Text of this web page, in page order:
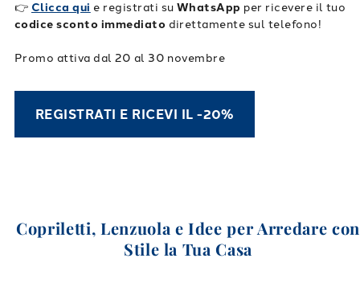
👉 Clicca qui e registrati su WhatsApp per ricevere il tuo
codice sconto immediato direttamente sul telefono!
Promo attiva dal 20 al 30 novembre
REGISTRATI E RICEVI IL -20%
Copriletti, Lenzuola e Idee per Arredare con
Stile la Tua Casa